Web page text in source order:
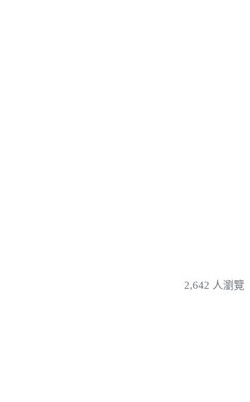
2,642 人瀏覽